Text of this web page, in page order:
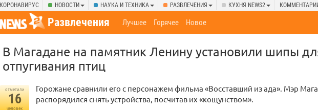
КОРОНАВИРУС НОВОСТИ НАУКА И ТЕХНИКА РАЗВЛЕЧЕНИЯ КУХНЯ NEWS2
Развлечения Лучшее Горячее Новое
В Магадане на памятник Ленину установили шипы
отпугивания птиц
отметили
16
человек
Горожане сравнили его с персонажем фильма «Восставший из ада». Мэр
распорядился снять устройства, посчитав их «кощунством».